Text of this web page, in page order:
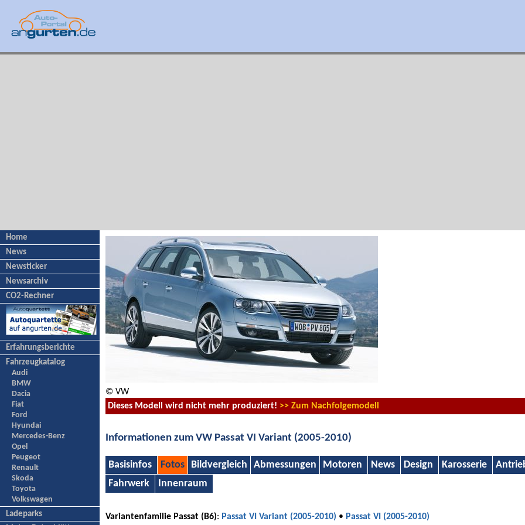
Home
News
Newsticker
Newsarchiv
CO2-Rechner
Erfahrungsberichte
Fahrzeugkatalog
Audi
BMW
Dacia
Fiat
Ford
Hyundai
Mercedes-Benz
Opel
Peugeot
Renault
Skoda
Toyota
Volkswagen
Ladeparks
© VW
Dieses Modell wird nicht mehr produziert! >> Zum Nachfolgemodell
Informationen zum VW Passat VI Variant (2005-2010)
Basisinfos Fotos Bildvergleich Abmessungen Motoren News Design Karosserie
Fahrwerk
Innenraum
Variantenfamilie Passat (B6): Passat VI Variant (2005-2010) • Passat VI (2005-2010)